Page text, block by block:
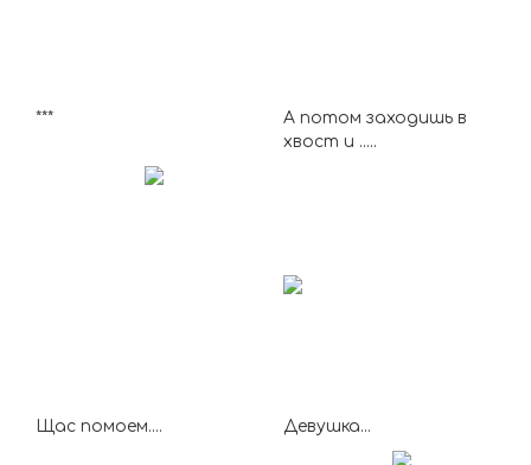
***
А потом заходишь в
хвост и .....
Щас помоем.... Девушка...